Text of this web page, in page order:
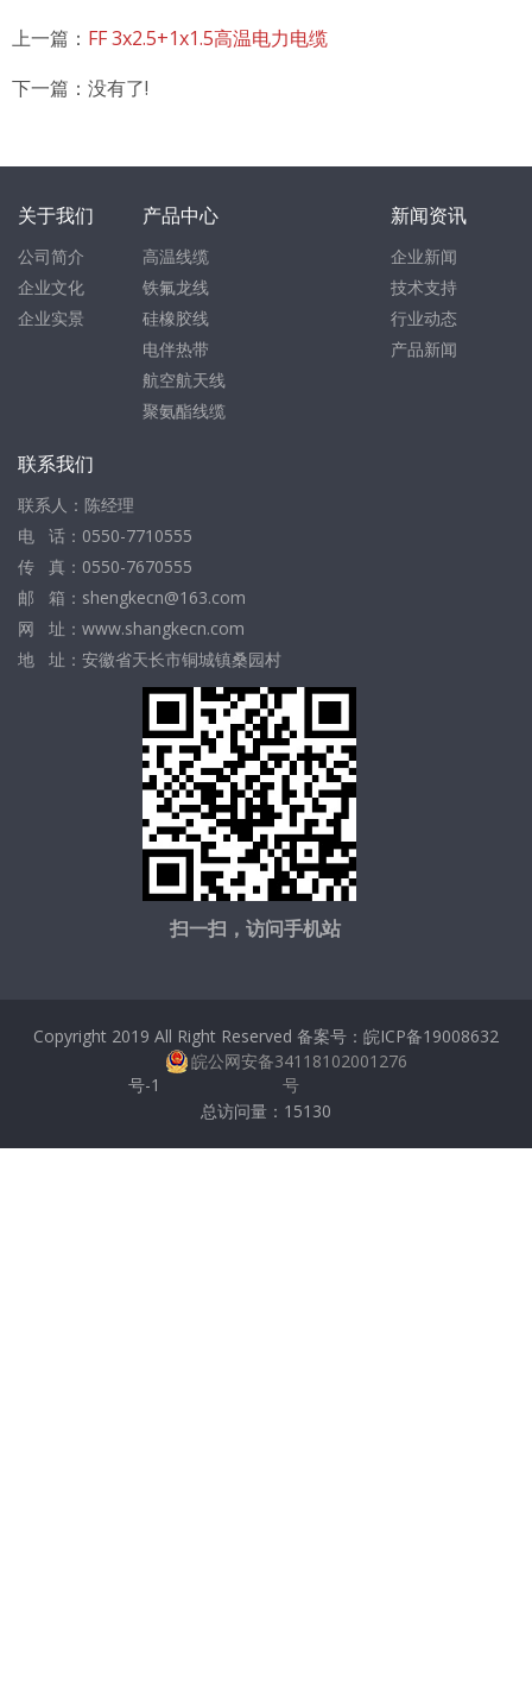
上一篇： FF 3x2.5+1x1.5高温电力电缆
下一篇： 没有了!
关于我们
公司简介
企业文化
企业实景
产品中心
高温线缆
铁氟龙线
硅橡胶线
电伴热带
航空航天线
聚氨酯线缆
新闻资讯
企业新闻
技术支持
行业动态
产品新闻
联系我们
联系人：陈经理
电 话：0550-7710555
传 真：0550-7670555
邮 箱：shengkecn@163.com
网 址：www.shangkecn.com
地 址：安徽省天长市铜城镇桑园村
扫一扫，访问手机站
Copyright 2019 All Right Reserved 备案号： 皖ICP备19008632
号-1
皖公网安备34118102001276
号
总访问量： 15130